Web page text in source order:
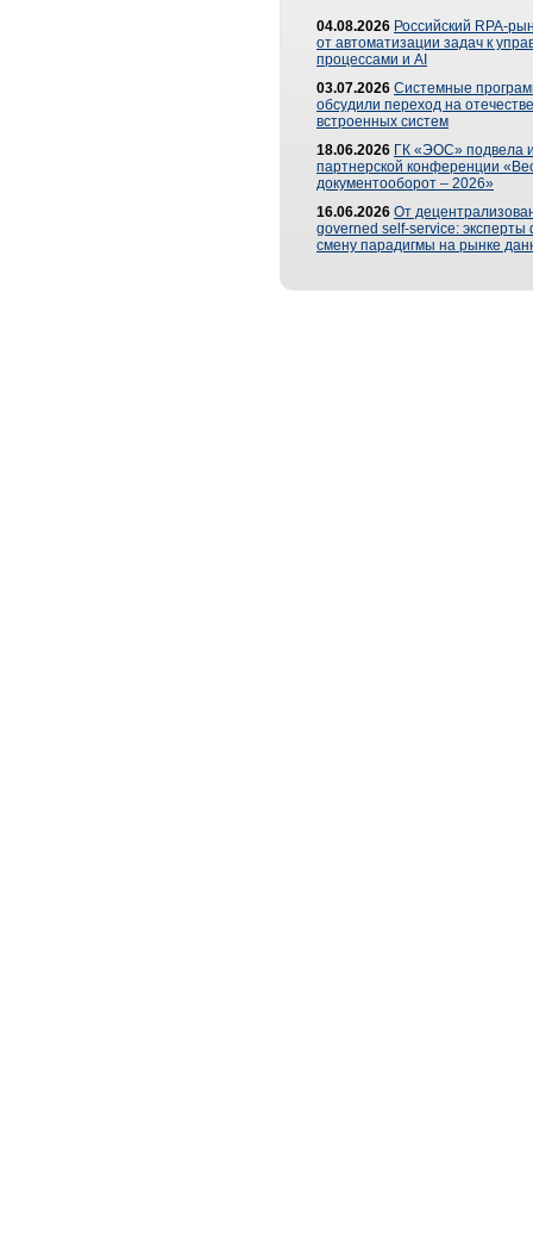
04.08.2026 Российский RPA-
от автоматизации задач к
процессами и AI
03.07.2026 Системные
обсудили переход на
встроенных систем
18.06.2026 ГК «ЭОС» подвела
партнерской конференции
документооборот – 2026»
16.06.2026 От
governed self-service: эксперты
смену парадигмы на рынке